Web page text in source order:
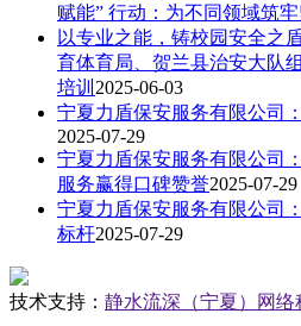
赋能” 行动：为不同领域筑牢
以专业之能，铸校园安全
育体育局、贺兰县治安大队
培训 2025-06-03
宁夏力盾保安服务有限公司
2025-07-29
宁夏力盾保安服务有限公司
服务赢得口碑赞誉2025-07-29
宁夏力盾保安服务有限公司
标杆2025-07-29
技术支持： 静水流深（宁夏）网络